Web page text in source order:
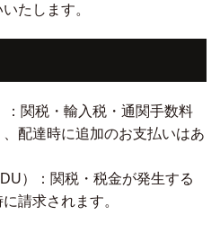
たします。
関税・輸入税・通関手数料
配達時に追加のお支払いはあ
）：関税・税金が発生する
請求されます。